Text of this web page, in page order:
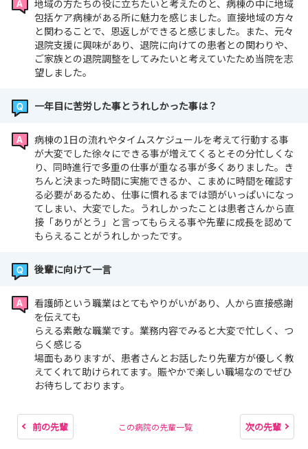
地域の方たちの役に立ちたいと考えたのと、病棟の中に地域
包括ケア病棟がある所に魅力を感じました。直接地域の方々
と関わることで、恩返しができると感じました。また、元々
退院支援に興味があり、退院に向けての患者との関わりや、
ご家族との退院調整をしてみたいと考えていたため当院を志
望しました。
一年目に苦労した事とうれしかった事は？
病棟の1日の流れやタイムスケジュールを考えて行動する事
が大変でした徐々にできる事が増えてくるとその分忙しくな
り、同時進行で多重の仕事が重なる事が多くありました。き
ちんと決まった時間に実施できるか、こまめに時間を確認す
る必要があるため、仕事に慣れるまでは頭がいっぱいになっ
てしまい、大変でした。うれしかったことは患者さんから直
接「ありがとう」と言ってもらえる事や先輩に成長を認めて
もらえることがうれしかったです。
後輩に向けて一言
看護師という職業はとてもやりがいがあり、人から直接感謝
を伝えても
らえる素敵な職業です。業務内容でみると大変で忙しく、つ
らく感じる
場面もありますが、患者さんとお話したり先輩方が優しく教
えてくれて助けられてます。賑やかで楽しい職場なのでぜひ
お待ちしております。
前の先輩 この病院の先輩一覧 次の先輩